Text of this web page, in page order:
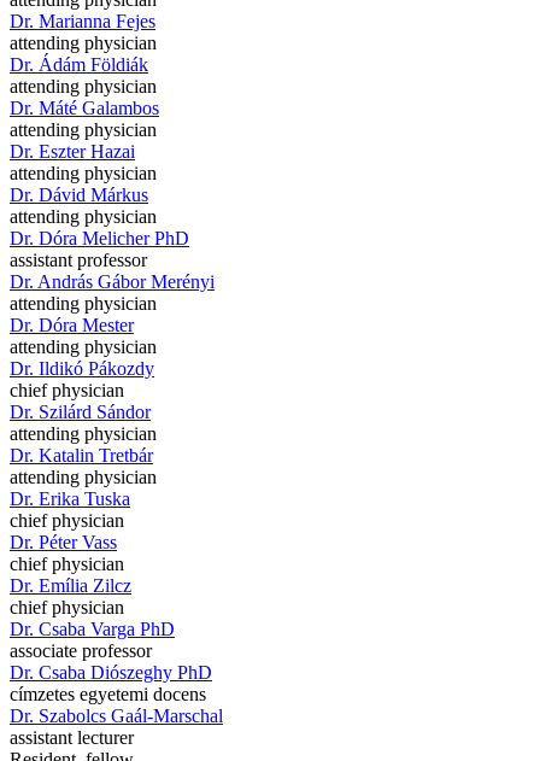
Dr. Marianna Fejes
attending physician
Dr. Ádám Földiák
attending physician
Dr. Máté Galambos
attending physician
Dr. Eszter Hazai
attending physician
Dr. Dávid Márkus
attending physician
Dr. Dóra Melicher PhD
assistant professor
Dr. András Gábor Merényi
attending physician
Dr. Dóra Mester
attending physician
Dr. Ildikó Pákozdy
chief physician
Dr. Szilárd Sándor
attending physician
Dr. Katalin Tretbár
attending physician
Dr. Erika Tuska
chief physician
Dr. Péter Vass
chief physician
Dr. Emília Zilcz
chief physician
Dr. Csaba Varga PhD
associate professor
Dr. Csaba Diószeghy PhD
címzetes egyetemi docens
Dr. Szabolcs Gaál-Marschal
assistant lecturer